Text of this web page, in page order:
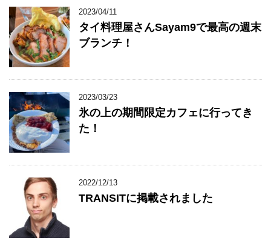
2023/04/11
タイ料理屋さんSayam9で最高の週末
ブランチ！
2023/03/23
氷の上の期間限定カフェに行ってき
た！
2022/12/13
TRANSITに掲載されました